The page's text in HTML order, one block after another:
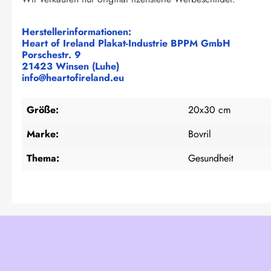
Herstellerinformationen:
Heart of Ireland Plakat-Industrie BPPM GmbH
Porschestr. 9
21423 Winsen (Luhe)
info@heartofireland.eu
Größe:
20x30 cm
Marke:
Bovril
Thema:
Gesundheit